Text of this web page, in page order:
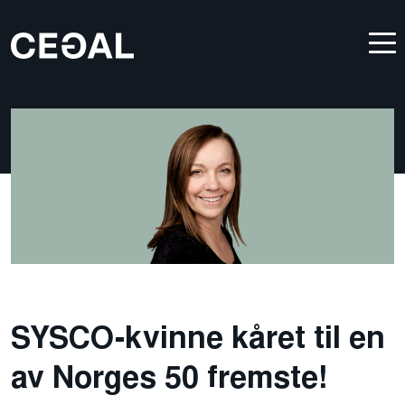
SYSCO-kvinne kåret til en
av Norges 50 fremste!